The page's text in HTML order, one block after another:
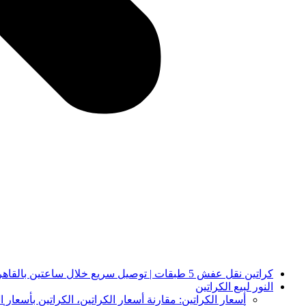
كراتين نقل عفش 5 طبقات | توصيل سريع خلال ساعتين بالقاهرة والجيزة | النور لبيع الكراتين
النور لبيع الكراتين
أسعار الكراتين: مقارنة أسعار الكراتين، الكراتين بأسعار